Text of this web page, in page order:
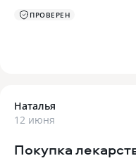
ПРОВЕРЕН
Наталья
12 июня
Покупка